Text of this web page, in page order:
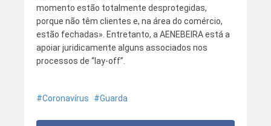
momento estão totalmente desprotegidas,
porque não têm clientes e, na área do comércio,
estão fechadas». Entretanto, a AENEBEIRA está a
apoiar juridicamente alguns associados nos
processos de “lay-off”.
Coronavírus Guarda